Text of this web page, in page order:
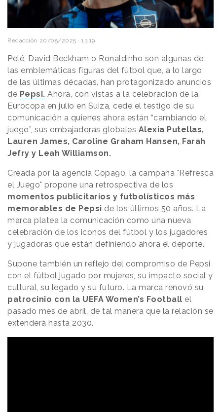
Redacción 20/05/2025 · 13:19
Pelé, David Beckham o Ronaldinho son algunas de
las emblemáticas figuras del fútbol que, a lo largo
de las últimas décadas, han protagonizado anuncios
de Pepsi. Ahora, con vistas a la celebración de la
Eurocopa en julio en Suiza, cede el testigo de su
comunicación a quienes ahora están “cambiando el
juego”, sus embajadoras globales Alexia Putellas,
Lauren James, Caroline Graham Hansen, Farah
Jefry y Leah Williamson.
Creada por la agencia Copa90, la campaña "Refresca
el Juego" propone una retrospectiva de los
momentos publicitarios y futbolísticos más
memorables de Pepsi de los últimos 50 años. La
marca platea la comunicación como una nueva
celebración de los iconos del fútbol y los jugadores
y jugadoras que están definiendo ahora el deporte.
Supone también un reflejo del compromiso de Pepsi
con el fútbol jugado por mujeres, su impacto social y
cultural, su legado y su futuro. La marca renovó su
patrocinio con la UEFA Women’s Football el
pasado mes de abril, de tal manera que la relación se
extenderá hasta 2030.